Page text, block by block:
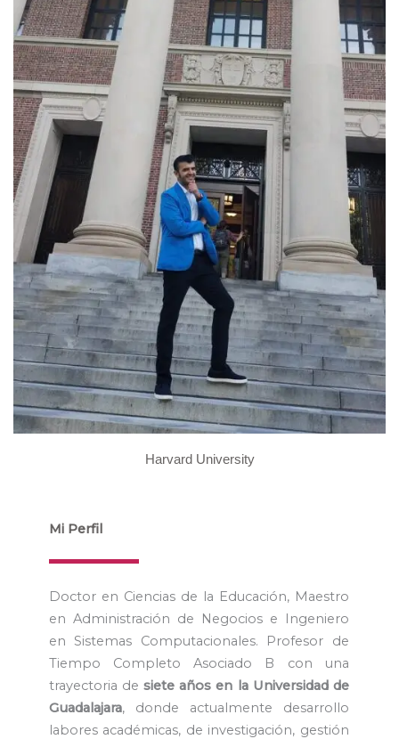
Mi Perfil
Doctor en Ciencias de la Educación, Maestro
en Administración de Negocios e Ingeniero
en Sistemas Computacionales. Profesor de
Tiempo Completo Asociado B con una
trayectoria desiete años en la Universidad de
Guadalajara, donde actualmente desarrollo
labores académicas, de investigación, gestión
Harvard University